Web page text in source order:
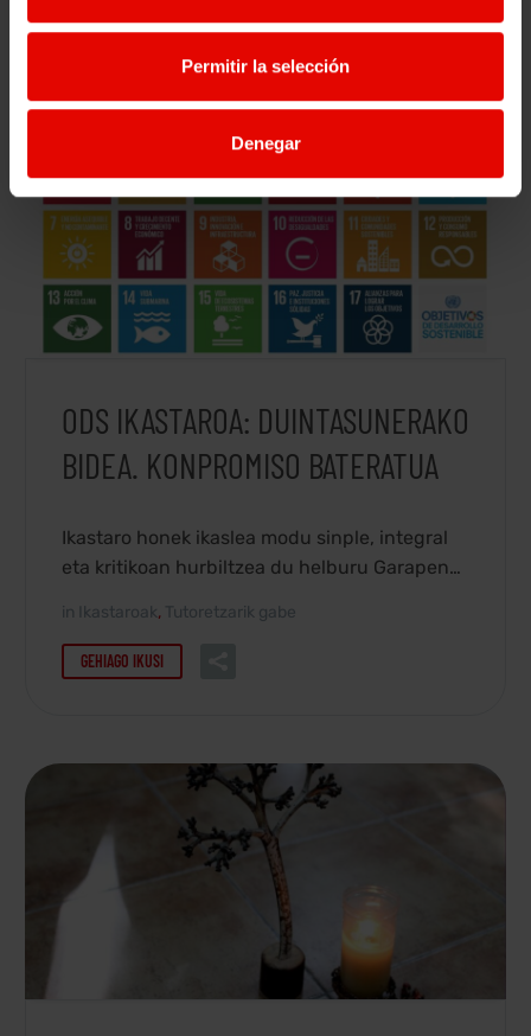
Permitir la selección
Denegar
GEHIAGO IKUSI
ODS IKASTAROA: DUINTASUNERAKO
BIDEA. KONPROMISO BATERATUA
Ikastaro honek ikaslea modu sinple, integral
eta kritikoan hurbiltzea du helburu Garapen
mundu gizatiarrago eta jasangarriagoa
eraikitzeko Nazioarteko Agendaren xedean
duten inplikaziora.
in Ikastaroak, Tutoretzarik gabe
GEHIAGO IKUSI